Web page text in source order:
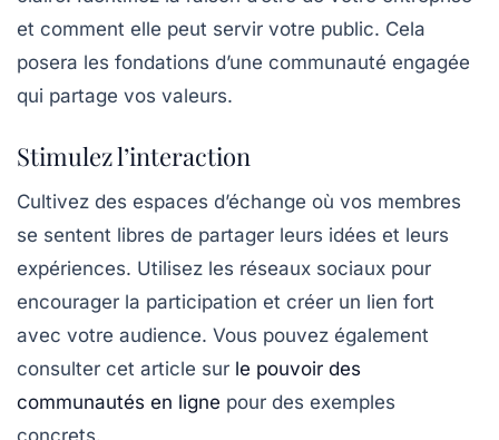
et comment elle peut servir votre public. Cela
posera les fondations d’une communauté engagée
qui partage vos valeurs.
Stimulez l’interaction
Cultivez des espaces d’échange où vos membres
se sentent libres de partager leurs idées et leurs
expériences. Utilisez les réseaux sociaux pour
encourager la participation et créer un lien fort
avec votre audience. Vous pouvez également
consulter cet article sur le pouvoir des
communautés en ligne pour des exemples